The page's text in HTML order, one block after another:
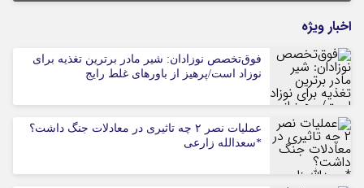
اخبار ویژه
فوق‌تخصص نوزادان: شیر مادر برترین تغذیه برای
نوزاد است/پرهیز از باورهای غلط رایج
عملیات نصر ۲ چه تاثیری در معادلات جنگ داشت؟
*سعدالله زارعی